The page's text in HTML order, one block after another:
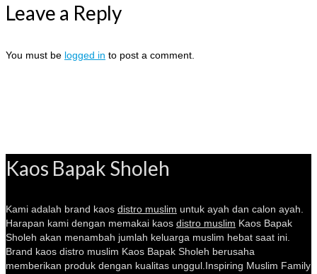
Leave a Reply
You must be logged in to post a comment.
Kaos Bapak Sholeh
Kami adalah brand kaos distro muslim untuk ayah dan calon ayah.
Harapan kami dengan memakai kaos distro muslim Kaos Bapak
Sholeh akan menambah jumlah keluarga muslim hebat saat ini.
Brand kaos distro muslim Kaos Bapak Sholeh berusaha
memberikan produk dengan kualitas unggul.Inspiring Muslim Family